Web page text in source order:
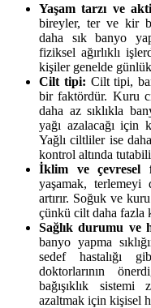
Yaşam tarzı ve
bireyler, ter ve kir
daha sık banyo
fiziksel ağırlıklı
kişiler genelde
Cilt tipi: Cilt tipi,
bir faktördür. Kuru
daha az sıklıkla
yağı azalacağı
Yağlı ciltliler ise
kontrol altında
İklim ve çevresel
yaşamak, terlemeyi
artırır. Soğuk ve
çünkü cilt daha fazla
Sağlık durumu ve
banyo yapma
sedef hastalığı
doktorlarının
bağışıklık
azaltmak için kişisel